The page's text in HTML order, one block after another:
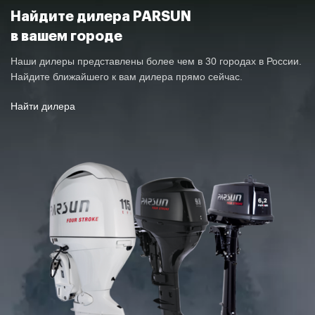
Найдите дилера PARSUN
в вашем городе
Наши дилеры представлены более чем в 30 городах в России.
Найдите ближайшего к вам дилера прямо сейчас.
Найти дилера